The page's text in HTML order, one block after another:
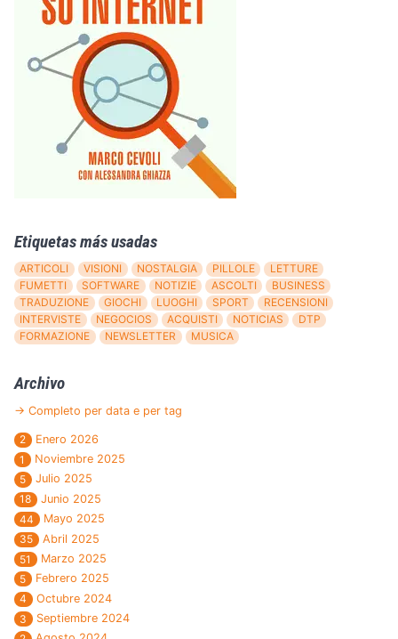
Etiquetas más usadas
ARTICOLI VISIONI NOSTALGIA PILLOLE
LETTURE
FUMETTI
SOFTWARE NOTIZIE ASCOLTI
BUSINESS
TRADUZIONE
GIOCHI LUOGHI SPORT
RECENSIONI
INTERVISTE
NEGOCIOS ACQUISTI NOTICIAS
DTP
FORMAZIONE
NEWSLETTER MUSICA
Archivo
→ Completo per data e per tag
2
Enero 2026
1
Noviembre 2025
5
Julio 2025
18
Junio 2025
44
Mayo 2025
35
Abril 2025
51
Marzo 2025
5
Febrero 2025
4
Octubre 2024
3
Septiembre 2024